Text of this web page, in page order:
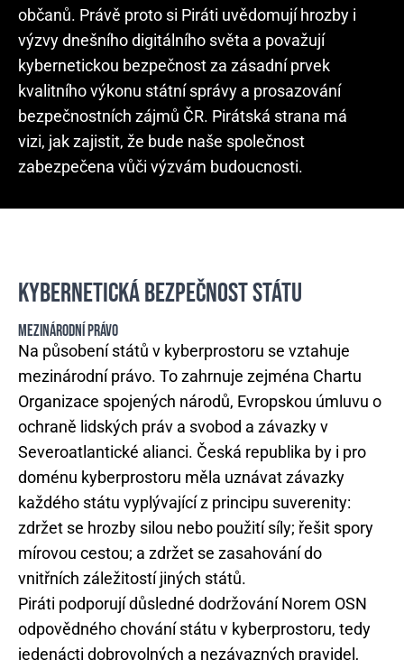
občanů. Právě proto si Piráti uvědomují hrozby i
výzvy dnešního digitálního světa a považují
kybernetickou bezpečnost za zásadní prvek
kvalitního výkonu státní správy a prosazování
bezpečnostních zájmů ČR. Pirátská strana má
vizi, jak zajistit, že bude naše společnost
zabezpečena vůči výzvám budoucnosti.
KYBERNETICKÁ BEZPEČNOST STÁTU
MEZINÁRODNÍ PRÁVO
Na působení států v kyberprostoru se vztahuje
mezinárodní právo. To zahrnuje zejména Chartu
Organizace spojených národů, Evropskou úmluvu o
ochraně lidských práv a svobod a závazky v
Severoatlantické alianci. Česká republika by i pro
doménu kyberprostoru měla uznávat závazky
každého státu vyplývající z principu suverenity:
zdržet se hrozby silou nebo použití síly; řešit spory
mírovou cestou; a zdržet se zasahování do
vnitřních záležitostí jiných států.
Piráti podporují důsledné dodržování Norem OSN
odpovědného chování státu v kyberprostoru, tedy
jedenácti dobrovolných a nezávazných pravidel,